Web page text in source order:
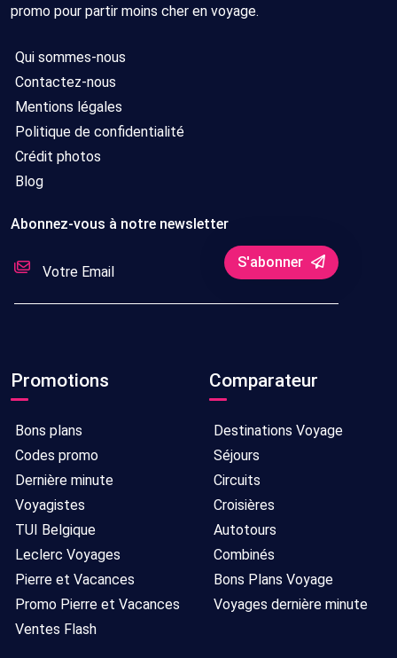
promo pour partir moins cher en voyage.
Qui sommes-nous
Contactez-nous
Mentions légales
Politique de confidentialité
Crédit photos
Blog
Abonnez-vous à notre newsletter
S'abonner
Promotions
Bons plans
Codes promo
Dernière minute
Voyagistes
TUI Belgique
Leclerc Voyages
Pierre et Vacances
Promo Pierre et Vacances
Ventes Flash
Comparateur
Destinations Voyage
Séjours
Circuits
Croisières
Autotours
Combinés
Bons Plans Voyage
Voyages dernière minute